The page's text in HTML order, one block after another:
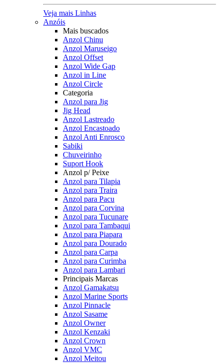
Veja mais Linhas
Anzóis
Mais buscados
Anzol Chinu
Anzol Maruseigo
Anzol Offset
Anzol Wide Gap
Anzol in Line
Anzol Circle
Categoria
Anzol para Jig
Jig Head
Anzol Lastreado
Anzol Encastoado
Anzol Anti Enrosco
Sabiki
Chuveirinho
Suport Hook
Anzol p/ Peixe
Anzol para Tilapia
Anzol para Traira
Anzol para Pacu
Anzol para Corvina
Anzol para Tucunare
Anzol para Tambaqui
Anzol para Piapara
Anzol para Dourado
Anzol para Carpa
Anzol para Curimba
Anzol para Lambari
Principais Marcas
Anzol Gamakatsu
Anzol Marine Sports
Anzol Pinnacle
Anzol Sasame
Anzol Owner
Anzol Kenzaki
Anzol Crown
Anzol VMC
Anzol Meitou